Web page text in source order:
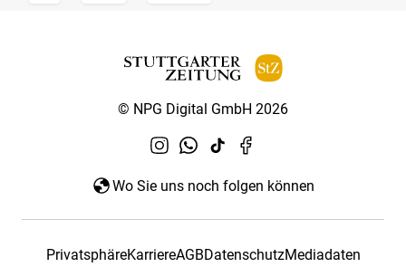
© NPG Digital GmbH 2026
Wo Sie uns noch folgen können
PrivatsphäreKarriereAGBDatenschutzMediadaten